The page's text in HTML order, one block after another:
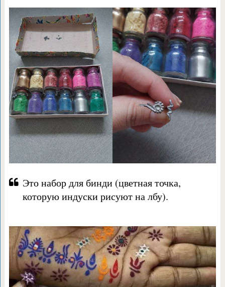
Это набор для бинди (цветная точка,
которую индуски рисуют на лбу).